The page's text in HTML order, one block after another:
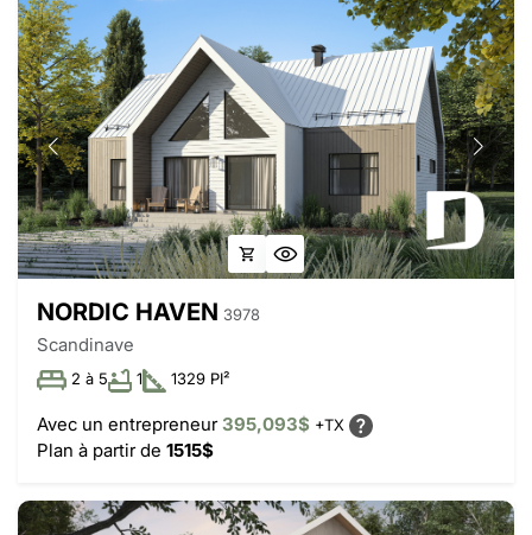
NORDIC HAVEN 3978
Scandinave
2 à 5 1 1329 PI²
Avec un entrepreneur395,093$ +TX
Plan à partir de 1515$